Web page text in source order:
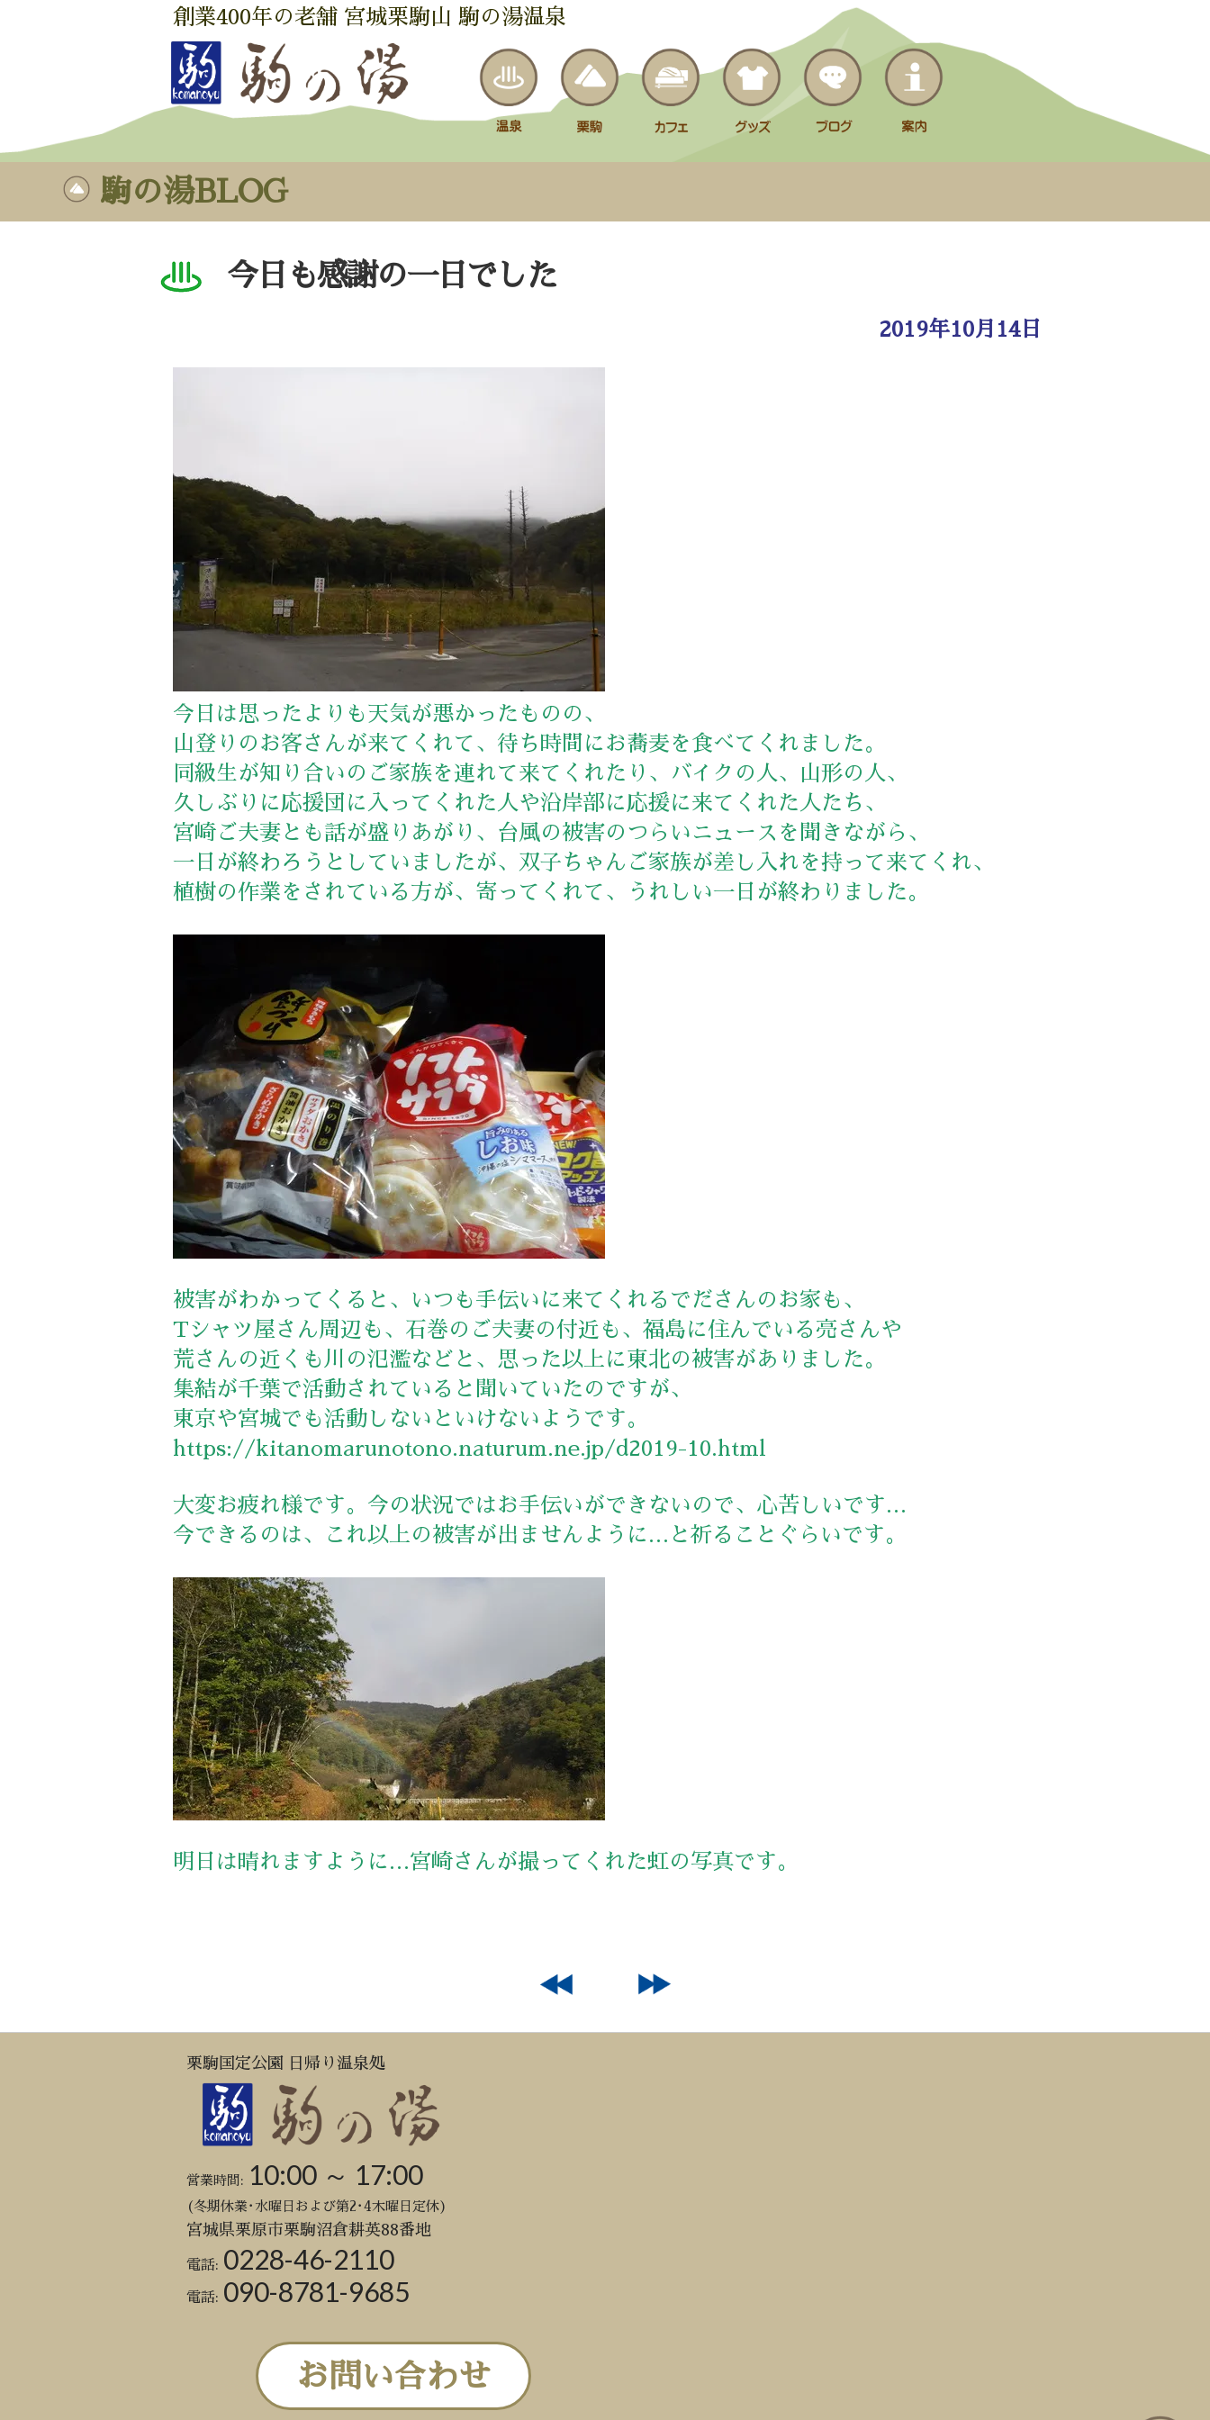
創業400年の老舗 宮城栗駒山 駒の湯温泉
駒の湯BLOG
今日も感謝の一日でした
2019年10月14日
今日は思ったよりも天気が悪かったものの、
山登りのお客さんが来てくれて、待ち時間にお蕎麦を食べてくれました。
同級生が知り合いのご家族を連れて来てくれたり、バイクの人、山形の人、
久しぶりに応援団に入ってくれた人や沿岸部に応援に来てくれた人たち、
宮崎ご夫妻とも話が盛りあがり、台風の被害のつらいニュースを聞きながら、
一日が終わろうとしていましたが、双子ちゃんご家族が差し入れを持って来てくれ、
植樹の作業をされている方が、寄ってくれて、うれしい一日が終わりました。
被害がわかってくると、いつも手伝いに来てくれるでださんのお家も、
Tシャツ屋さん周辺も、石巻のご夫妻の付近も、福島に住んでいる亮さんや
荒さんの近くも川の氾濫などと、思った以上に東北の被害がありました。
集結が千葉で活動されていると聞いていたのですが、
東京や宮城でも活動しないといけないようです。
https://kitanomarunotono.naturum.ne.jp/d2019-10.html
大変お疲れ様です。今の状況ではお手伝いができないので、心苦しいです…
今できるのは、これ以上の被害が出ませんように…と祈ることぐらいです。
明日は晴れますように…宮崎さんが撮ってくれた虹の写真です。
栗駒国定公園 日帰り温泉処
営業時間: 10:00 ～ 17:00
(冬期休業･水曜日および第2･4木曜日定休)
宮城県栗原市栗駒沼倉耕英88番地
電話: 0228-46-2110
電話: 090-8781-9685
お問い合わせ